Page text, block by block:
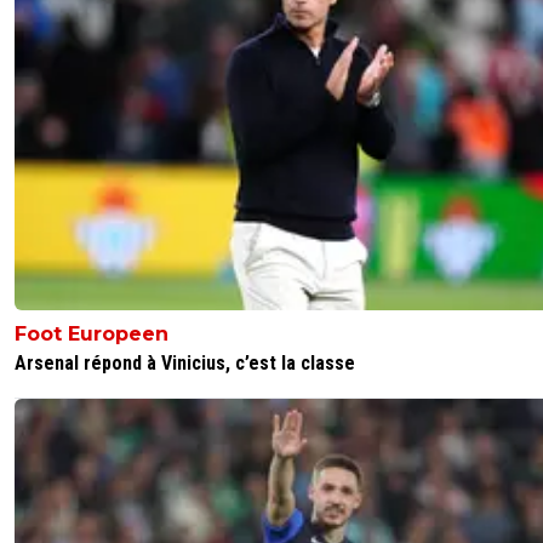
Lorenzi cette belle merde sans parole,sans honneur.
Oui, ça semble être le cas au vu de cette histoire
0+ Répondre
dijaya 05 juin 2026 à 8:34
lol. tout ça basé sur du vent et sur 1 seule
celle de Riviere....
t es vraiment fort sans connaitre l histoire
0+ Répondre
05 juin 2026 à 9:10
Il n'avait pas signé avec Nice avant ? Il n'a pas
trahi nice pour aller signer à l'OM? Tu remets
cause?
Foot Europeen
Arsenal répond à Vinicius, c’est la classe